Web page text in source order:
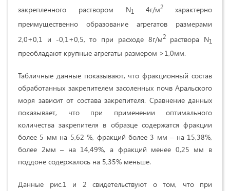
закрепленного раствором N1 4г/м2 характерно
преимущественно образование агрегатов размерами
2,0+0,1 и -0,1+0,5, то при расходе 8г/м2раствора N1
преобладают крупные агрегаты размером >1,0мм.
Табличные данные показывают, что фракционный состав
обработанных закрепителем засоленных почв Аральского
моря зависит от состава закрепителя. Сравнение данных
показывает, что при применении оптимального
количества закрепителя в образце содержатся фракции
более 5 мм на 5,62 %, фракций более 3 мм – на 15,38%,
более 2мм – на 14,49%, а фракций менее 0,25 мм в
поддоне содержалось на 5,35% меньше.
Данные рис.1 и 2 свидетельствуют о том, что при